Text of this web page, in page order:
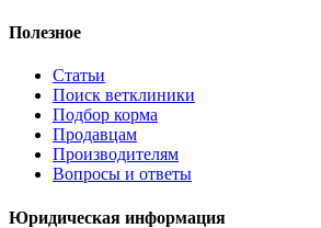
Полезное
Статьи
Поиск ветклиники
Подбор корма
Продавцам
Производителям
Вопросы и ответы
Юридическая информация